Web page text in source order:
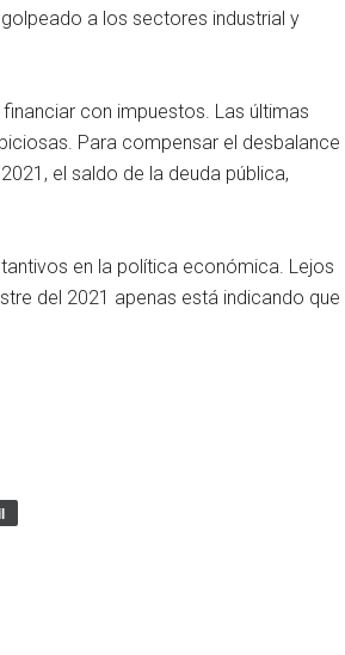
a los sectores industrial y
con impuestos. Las últimas
Para compensar el desbalance
el saldo de la deuda pública,
en la política económica. Lejos
del 2021 apenas está indicando que